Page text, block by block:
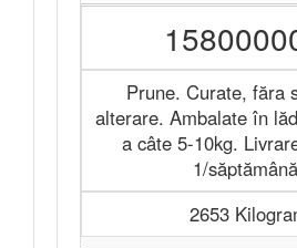
Prune. Curate, făra
alterare. Ambalate în
a câte 5-10kg.
1/
2653